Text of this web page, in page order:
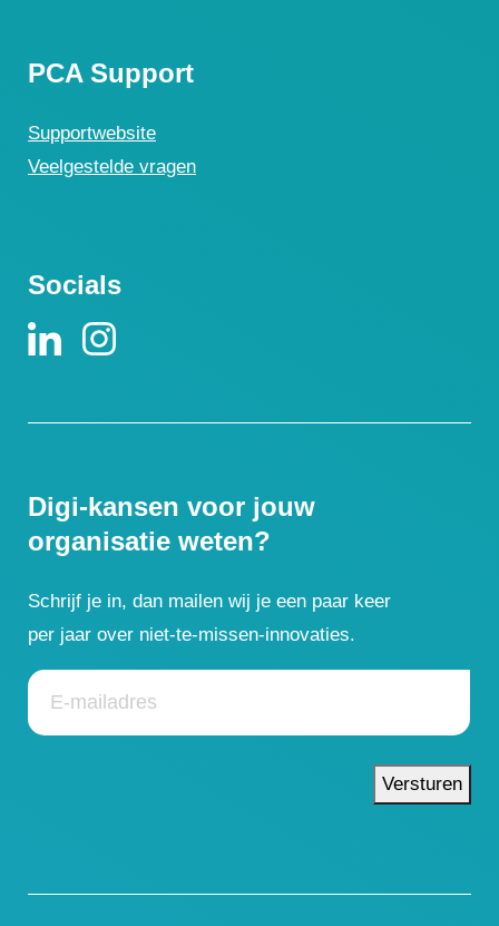
PCA Support
Supportwebsite
Veelgestelde vragen
Socials
Digi-kansen voor jouw
organisatie weten?
Schrijf je in, dan mailen wij je een paar keer
per jaar over niet-te-missen-innovaties.
Versturen